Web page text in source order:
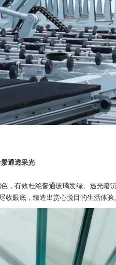
通透采光
有效杜绝普通玻璃发绿、透光暗
眼底，臻造出赏心悦目的生活体验